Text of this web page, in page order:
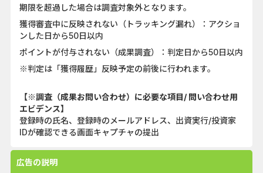
期限を超過した場合は調査対象外となります。
獲得審査中に反映されない（トラッキング漏れ）：アクショ
ンした日から50日以内
ポイントが付与されない（成果調査）：判定日から50日以内
※判定は「獲得履歴」反映予定の前後に行われます。
【※調査（成果お問い合わせ）に必要な項目/ 問い合わせ用
エビデンス】
登録時の氏名、登録時のメールアドレス、出資実行/投資家
IDが確認できる画面キャプチャの提出
広告の説明